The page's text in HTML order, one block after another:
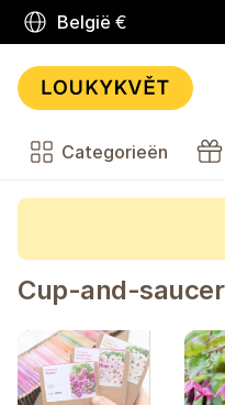
België €
Categorieën
Cup-and-